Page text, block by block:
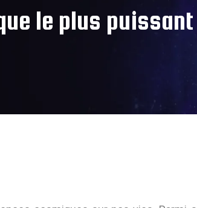
le plus puissant